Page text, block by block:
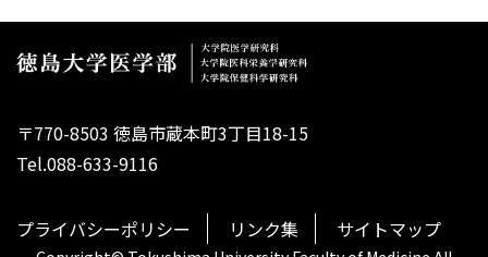
〒770-8503 徳島市蔵本町3丁目18-15
Tel.088-633-9116
プライバシーポリシー リンク集 サイトマップ